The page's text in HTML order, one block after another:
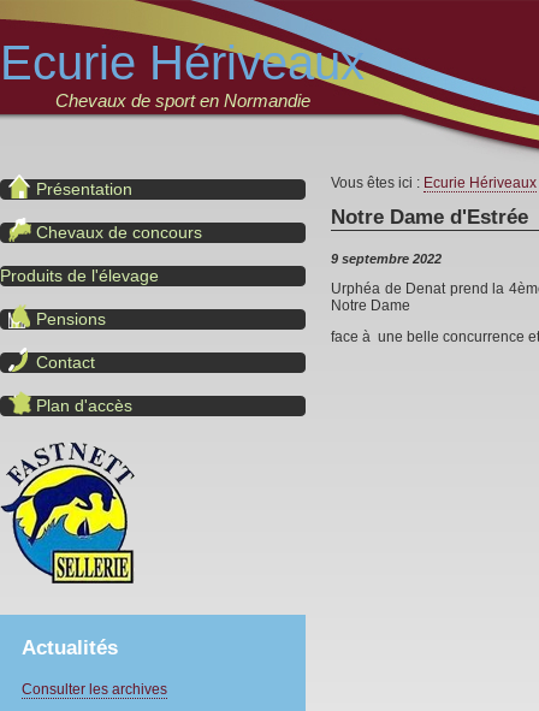
Ecurie Hériveaux
Chevaux de sport en Normandie
Présentation
Chevaux de concours
Produits de l'élevage
Pensions
Contact
Plan d'accès
Actualités
Consulter les archives
Vous êtes ici : Ecurie Hériveaux
Notre Dame d'Estrée
9 septembre 2022
Urphéa de Denat prend la
Notre Dame
face à une belle concurrence